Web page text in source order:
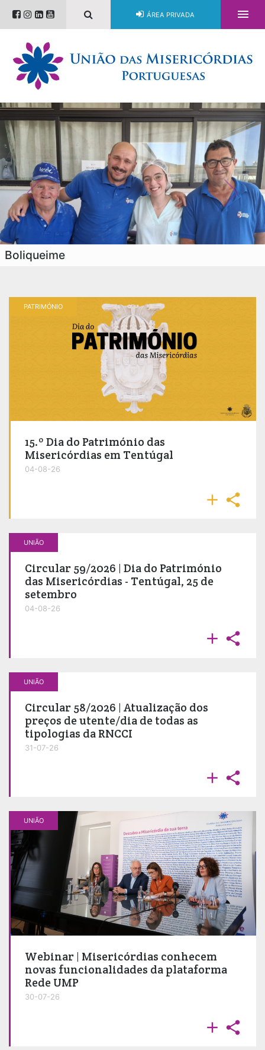
ÁREA PRIVADA 
União das Misericórdias de
Portugal
Boliqueime
PATRIMÓNIO
15.º Dia do Património das
Misericórdias em Tentúgal
04-08-26
 
UNIÃO
Circular 59/2026 | Dia do Património
das Misericórdias - Tentúgal, 25 de
setembro
04-08-26
 
UNIÃO
Circular 58/2026 | Atualização dos
preços de utente/dia de todas as
tipologias da RNCCI
31-07-26
 
UNIÃO
Webinar | Misericórdias conhecem
novas funcionalidades da plataforma
Rede UMP
30-07-26
 